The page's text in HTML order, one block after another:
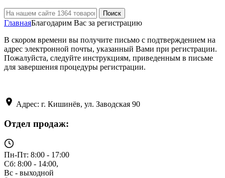
Поиск
ГлавнаяБлагодарим Вас за регистрацию
В скором времени вы получите письмо с подтверждением на
адрес электронной почты, указанный Вами при регистрации.
Пожалуйста, следуйте инструкциям, приведенным в письме
для завершения процедуры регистрации.
Адрес: г. Кишинёв, ул. Заводская 90
Отдел продаж:
Пн-Пт: 8:00 - 17:00
Сб: 8:00 - 14:00,
Вс - выходной